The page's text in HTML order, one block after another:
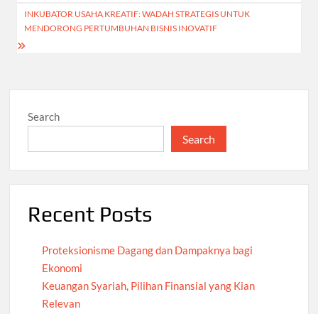
INKUBATOR USAHA KREATIF: WADAH STRATEGIS UNTUK
MENDORONG PERTUMBUHAN BISNIS INOVATIF
Search
Search
Recent Posts
Proteksionisme Dagang dan Dampaknya bagi
Ekonomi
Keuangan Syariah, Pilihan Finansial yang Kian
Relevan